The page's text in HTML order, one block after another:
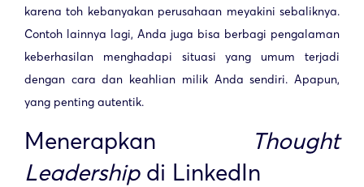
karena toh kebanyakan perusahaan meyakini sebaliknya.
Contoh lainnya lagi, Anda juga bisa berbagi pengalaman
keberhasilan menghadapi situasi yang umum terjadi
dengan cara dan keahlian milik Anda sendiri. Apapun,
yang penting autentik.
Menerapkan
Thought
Leadershipdi LinkedIn